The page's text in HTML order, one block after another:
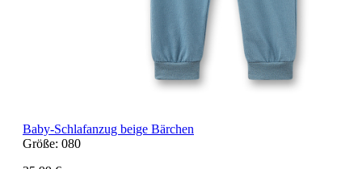
Baby-Schlafanzug beige Bärchen
Größe: 080